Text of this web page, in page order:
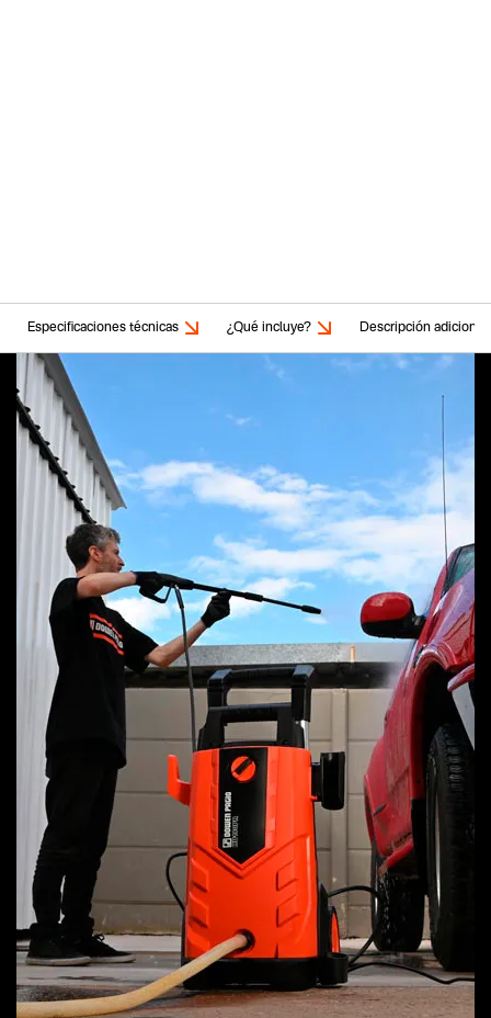
Especificaciones técnicas ¿Qué incluye? Descripción adicional